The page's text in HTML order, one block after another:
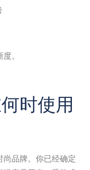
。
时使用
品牌。你已经确定